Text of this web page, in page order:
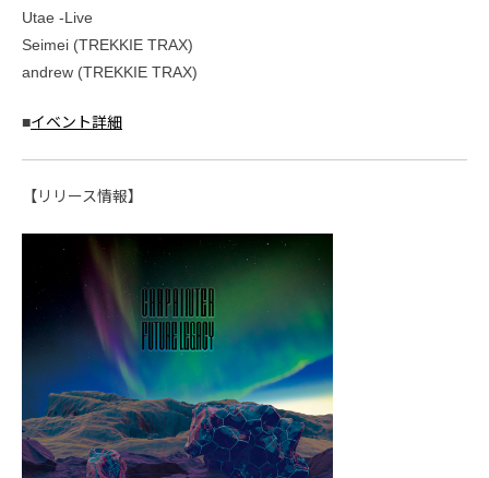
Utae -Live
Seimei (TREKKIE TRAX)
andrew (TREKKIE TRAX)
■イベント詳細
【リリース情報】